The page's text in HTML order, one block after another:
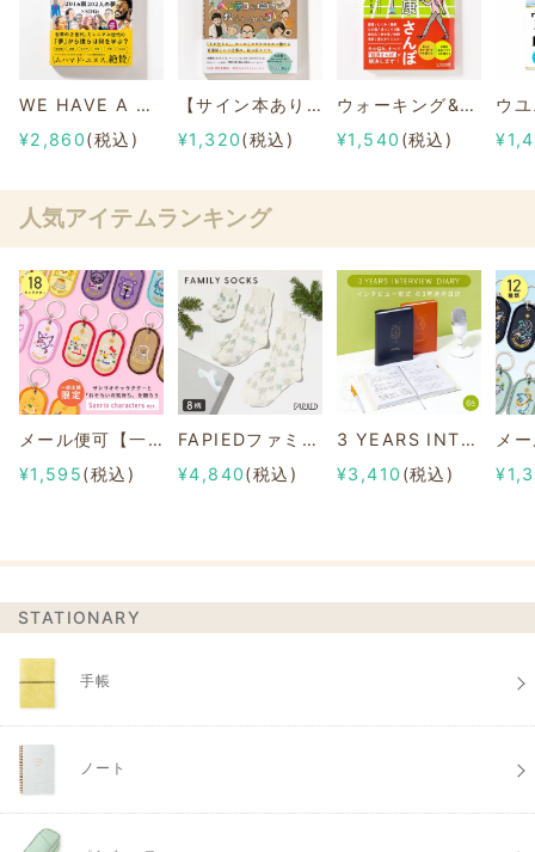
WE HAVE A DREAM -201カ国202人の夢×SDGs-（日本版）
¥2,860(税込)
【サイン本あり】病院というヘンテコな場所が教えてくれたコト。
¥1,320(税込)
ウォーキング&文化を楽しむ 京都健康さんぽ
¥1,540 (税込)
人気アイテムランキング
メール便可【一部店舗限定】2/8b PAIR KEY RING Sanrio characters ver.
¥1,595(税込)
FAPIEDファミリーソックスセット 総柄
¥4,840(税込)
3 YEARS INTERVIEW DIARY
¥3,410 (税込)
STATIONARY
手帳
ノート